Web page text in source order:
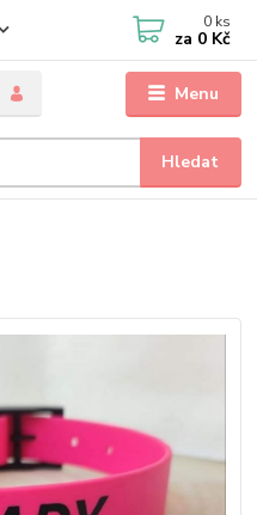
Menu
Hledat
0 ks
za 0 Kč